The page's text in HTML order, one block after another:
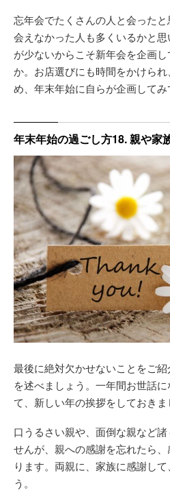
忘年会でたくさんの人と会った
会えなかった人も多くいるかと
が少ないからこそ新年会を企画
か。お店選びにも時間をかけら
め、年末年始に自らが企画してみ
年末年始の過ごし方18. 親や家
最後に絶対欠かせないことをご
を述べましょう。一年間お世話
て、新しい年の挨拶をしておきま
口うるさい親や、面倒な親など
せんが、親への感謝を忘れたら
ります。両親に、家族に感謝し
う。